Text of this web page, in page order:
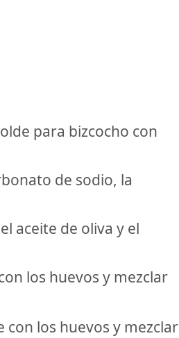
para bizcocho con
de sodio, la
aceite de oliva y el
los huevos y mezclar
los huevos y mezclar